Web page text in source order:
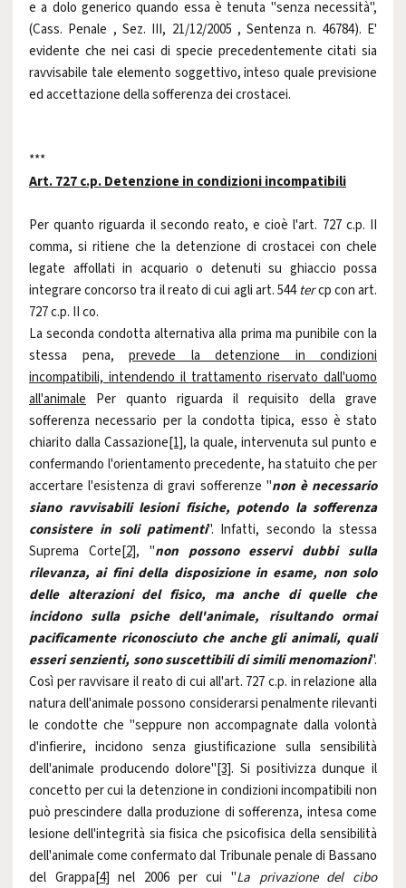
e a dolo generico quando essa è tenuta "senza necessità",
(Cass. Penale , Sez. III, 21/12/2005 , Sentenza n. 46784). E'
evidente che nei casi di specie precedentemente citati sia
ravvisabile tale elemento soggettivo, inteso quale previsione
ed accettazione della sofferenza dei crostacei.
***
Art. 727 c.p. Detenzione in condizioni incompatibili
Per quanto riguarda il secondo reato, e cioè l'art. 727 c.p. II
comma, si ritiene che la detenzione di crostacei con chele
legate affollati in acquario o detenuti su ghiaccio possa
integrare concorso tra il reato di cui agli art. 544tercp con art.
727 c.p. II co.
La seconda condotta alternativa alla prima ma punibile con la
stessa pena, prevede la detenzione in condizioni
incompatibili, intendendo il trattamento riservato dall'uomo
all'animale Per quanto riguarda il requisito della grave
sofferenza necessario per la condotta tipica, esso è stato
chiarito dalla Cassazione[1], la quale, intervenuta sul punto e
confermando l'orientamento precedente, ha statuito che per
accertare l'esistenza di gravi sofferenze "non è necessario
siano ravvisabili lesioni fisiche, potendo la sofferenza
consistere in soli patimenti". Infatti, secondo la stessa
Suprema Corte[2], "non possono esservi dubbi sulla
rilevanza, ai fini della disposizione in esame, non solo
delle alterazioni del fisico, ma anche di quelle che
incidono sulla psiche dell'animale, risultando ormai
pacificamente riconosciuto che anche gli animali, quali
esseri senzienti, sono suscettibili di simili menomazioni".
Così per ravvisare il reato di cui all'art. 727 c.p. in relazione alla
natura dell'animale possono considerarsi penalmente rilevanti
le condotte che "seppure non accompagnate dalla volontà
d'infierire, incidono senza giustificazione sulla sensibilità
dell'animale producendo dolore"[3]. Si positivizza dunque il
concetto per cui la detenzione in condizioni incompatibili non
può prescindere dalla produzione di sofferenza, intesa come
lesione dell'integrità sia fisica che psicofisica della sensibilità
dell'animale come confermato dal Tribunale penale di Bassano
del Grappa[4] nel 2006 per cui "La privazione del cibo